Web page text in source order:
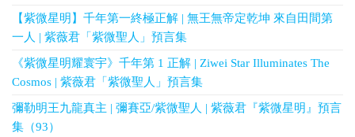
【紫微星明】千年第一終極正解 | 無王無帝定乾坤 來自田間第
一人 | 紫薇君「紫微聖人」預言集
《紫微星明耀寰宇》千年第 1 正解 | Ziwei Star Illuminates The
Cosmos | 紫薇君「紫微聖人」預言集
彌勒明王九龍真主 | 彌賽亞/紫微聖人 | 紫薇君『紫微星明』預言
集（93）